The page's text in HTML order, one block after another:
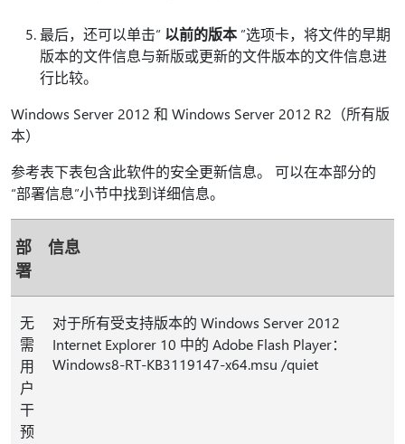
最后，还可以单击“ 以前的版本 ”选项卡，将文件的早期
版本的文件信息与新版或更新的文件版本的文件信息进
行比较。
Windows Server 2012 和 Windows Server 2012 R2（所有版
本）
参考表下表包含此软件的安全更新信息。 可以在本部分的
“部署信息”小节中找到详细信息。
部
署
信息
无
需
用
户
干
预
对于所有受支持版本的 Windows Server 2012
Internet Explorer 10 中的 Adobe Flash Player：
Windows8-RT-KB3119147-x64.msu /quiet